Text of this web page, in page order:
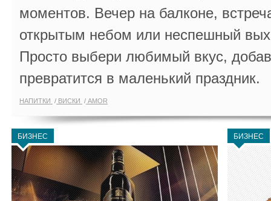
моментов. Вечер на балконе,
открытым небом или неспешный
Просто выбери любимый вкус,
превратится в маленький праздник.
НАПИТКИ ВИСКИ AMOR
БИЗНЕС БИЗНЕС